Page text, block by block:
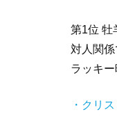
第1位 牡
対人関係
ラッキ
・クリ